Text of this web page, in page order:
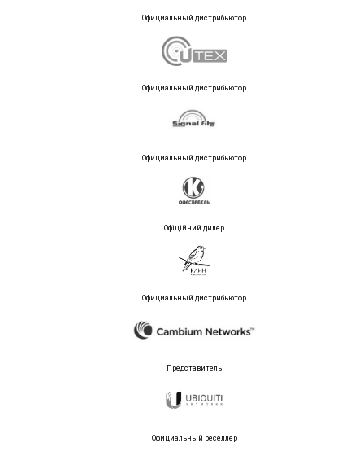
Официальный дистрибьютор
Официальный дистрибьютор
Официальный дистрибьютор
Офіційний дилер
Официальный дистрибьютор
Представитель
Официальный реселлер